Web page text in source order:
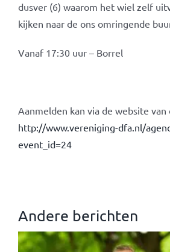
dusver (6) waarom het wiel zelf
kijken naar de ons omringende
Vanaf 17:30 uur – Borrel
Aanmelden kan via de website van
http://www.vereniging-dfa.nl/
event_id=24
Andere berichten